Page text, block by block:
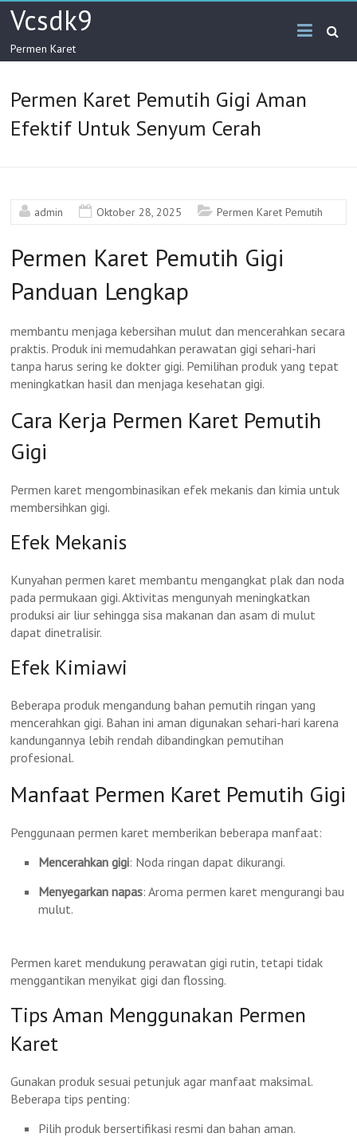
SkipVcsdk9
Permen Karet
Permen Karet Pemutih Gigi Aman
Efektif Untuk Senyum Cerah
admin Oktober 28, 2025 Permen Karet Pemutih
Permen Karet Pemutih Gigi
Panduan Lengkap
membantu menjaga kebersihan mulut dan mencerahkan secara
praktis. Produk ini memudahkan perawatan gigi sehari-hari
tanpa harus sering ke dokter gigi. Pemilihan produk yang tepat
meningkatkan hasil dan menjaga kesehatan gigi.
Cara Kerja Permen Karet Pemutih
Gigi
Permen karet mengombinasikan efek mekanis dan kimia untuk
membersihkan gigi.
Efek Mekanis
Kunyahan permen karet membantu mengangkat plak dan noda
pada permukaan gigi. Aktivitas mengunyah meningkatkan
produksi air liur sehingga sisa makanan dan asam di mulut
dapat dinetralisir.
Efek Kimiawi
Beberapa produk mengandung bahan pemutih ringan yang
mencerahkan gigi. Bahan ini aman digunakan sehari-hari karena
kandungannya lebih rendah dibandingkan pemutihan
profesional.
Manfaat Permen Karet Pemutih Gigi
Penggunaan permen karet memberikan beberapa manfaat:
Mencerahkan gigi: Noda ringan dapat dikurangi.
Menyegarkan napas: Aroma permen karet mengurangi bau
mulut.
Permen karet mendukung perawatan gigi rutin, tetapi tidak
menggantikan menyikat gigi dan flossing.
Tips Aman Menggunakan Permen
Karet
Gunakan produk sesuai petunjuk agar manfaat maksimal.
Beberapa tips penting:
Pilih produk bersertifikasi resmi dan bahan aman.